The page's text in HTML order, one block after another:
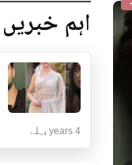
اہم خبریں
4 years پہلے